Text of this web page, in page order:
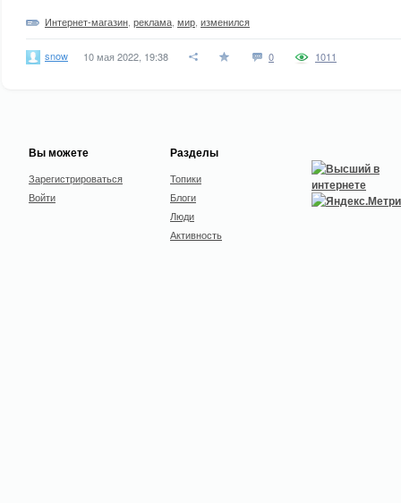
Интернет-магазин реклама мир изменился
snow 10 мая 2022, 19:38 0 1011
Вы можете
Зарегистрироваться
Войти
Разделы
Топики
Блоги
Люди
Активность